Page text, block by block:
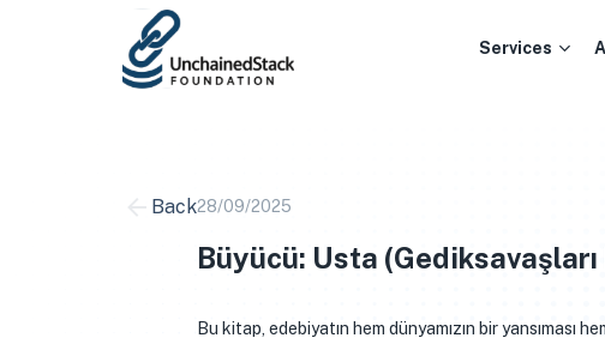
Services
Back28/09/2025
Büyücü: Usta
Bu kitap, edebiyatın hem dünyamızın bir